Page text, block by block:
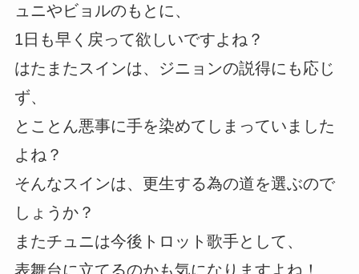
ュニやビョルのもとに、
1日も早く戻って欲しいですよね？
はたまたスインは、ジニョンの説得にも応じ
ず、
とことん悪事に手を染めてしまっていました
よね？
そんなスインは、更生する為の道を選ぶので
しょうか？
またチュニは今後トロット歌手として、
表舞台に立てるのかも気になりますよね！